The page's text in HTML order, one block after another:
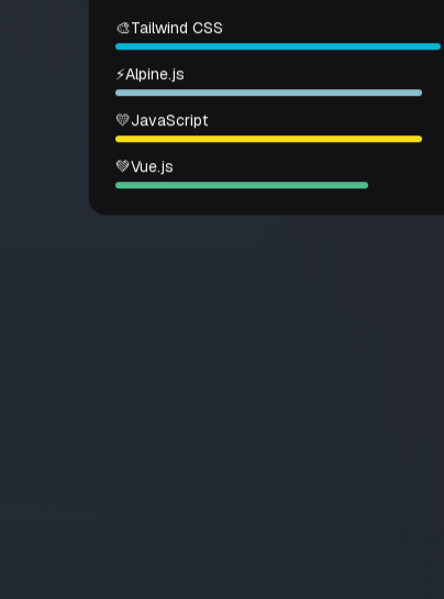
🎨Tailwind CSS
⚡Alpine.js
💛JavaScript
💚Vue.js